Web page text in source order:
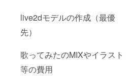
live2dモデルの作成（最優
先）
歌ってみたのMIXやイラスト
等の費用